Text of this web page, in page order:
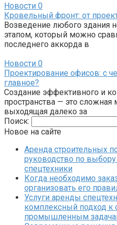
Новости 0
Кровельный фронт: от
Возведение любого здания
этапом, который можно
последнего аккорда в
Новости 0
Проектирование офисов: с
главное?
Создание эффективного и
пространства — это сложная
выходящая далеко за
Поиск:
Новое на сайте
Аренда строительных
руководство по выбору
спецтехники
Когда необходимо
организовать его
Услуги аренды
комплексный подход к
промышленным